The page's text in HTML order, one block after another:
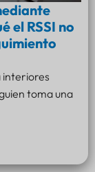
el RSSI no
interiores
toma una